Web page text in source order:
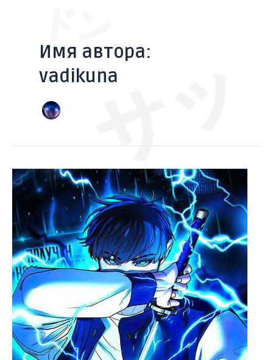
ズアッ
サッ
ドドドド
Имя автора:
vadikuna
[Главы
148-
149]
Реалити
квест